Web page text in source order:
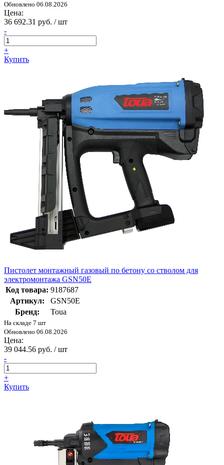
Обновлено 06.08.2026
Цена:
36 692.31 руб. / шт
-
+
Купить
Пистолет монтажный газовый по бетону со стволом для
электромонтажа GSN50Е
Код товара: 9187687
Артикул:
GSN50E
Бренд:
Toua
На складе 7 шт
Обновлено 06.08.2026
Цена:
39 044.56 руб. / шт
-
+
Купить